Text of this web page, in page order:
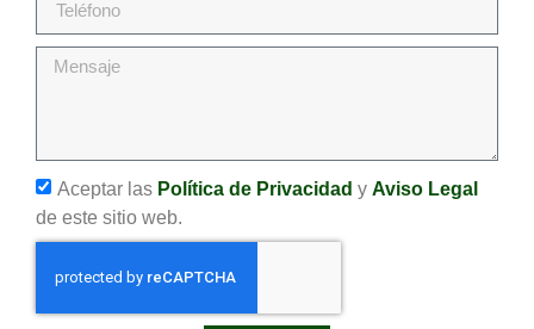
Aceptar las Política de Privacidad y Aviso Legal
de este sitio web.